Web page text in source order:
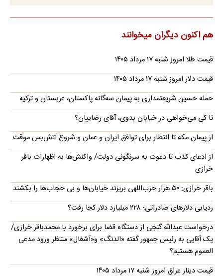
هم اکنون دیگران میخوانند
قیمت طلا امروز شنبه ۱۷ مرداد ۱۴۰۵
قیمت دلار امروز شنبه ۱۷ مرداد ۱۴۰۵
حمله حسین شریعتمداری به پیمان سه‌گانه پاکستان، عربستان و ترکیه
تا کی می‌خواهی در خیابان بدوی، آقای رضاییان؟
از پیمان مکه تا انتظار برای توافق ایران و عمان و شروع آتش‌بس موقت
از ادعای کذب تا دعوت به سرنگونی دولت/ واکنش‌ها به اظهارات باقر
خرازی‌
باقر خرازی: ۵۰ هزار حزب‌اللهی بریزند خیابان‌ها و بی حجاب‌ها را بکشند
ردیابی دلارهای صادراتی؛ ۲۲۸ میلیارد دلار کجا رفت؟
درخواست عبدالله گنجی از دستگاه قضا برای برخورد با محمدباقر خرازی/
یک آقایی به رئیس جمهور گفته «الدنگ» و«آشغال» منتظر ورود مدعی
العموم هستیم؟
قیمت دینار عراق امروز شنبه ۱۷ مرداد ۱۴۰۵